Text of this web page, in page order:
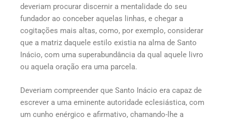
deveriam procurar discernir a mentalidade do seu
fundador ao conceber aquelas linhas, e chegar a
cogitações mais altas, como, por exemplo, considerar
que a matriz daquele estilo existia na alma de Santo
Inácio, com uma superabundância da qual aquele livro
ou aquela oração era uma parcela.
Deveriam compreender que Santo Inácio era capaz de
escrever a uma eminente autoridade eclesiástica, com
um cunho enérgico e afirmativo, chamando-lhe a